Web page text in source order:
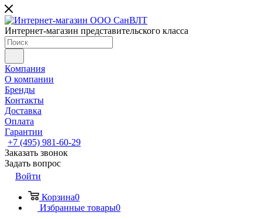
Интернет-магазин представительского класса
Компания
О компании
Бренды
Контакты
Доставка
Оплата
Гарантии
+7 (495) 981-60-29
Заказать звонок
Задать вопрос
Войти
Корзина0
Избранные товары0